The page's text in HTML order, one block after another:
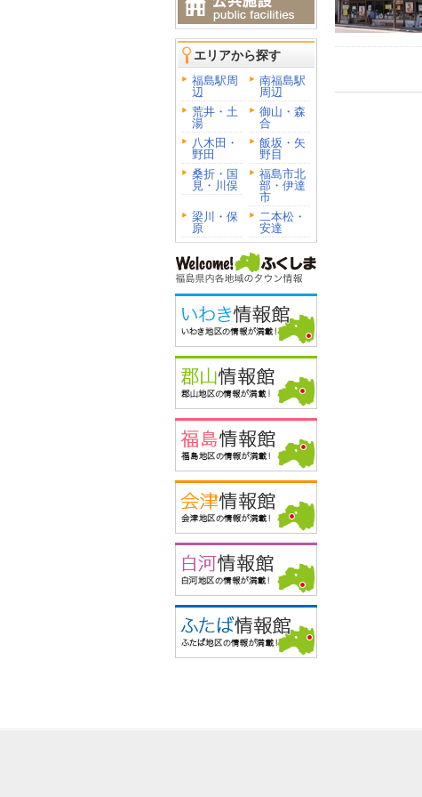
エリアから探す
福島駅周
辺
南福島駅
周辺
荒井・土
湯
御山・森
合
八木田・
野田
飯坂・矢
野目
桑折・国
見・川俣
福島市北
部・伊達
市
梁川・保
原
二本松・
安達